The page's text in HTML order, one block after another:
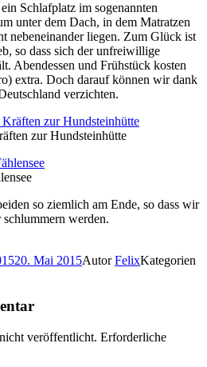
Schlafplatz im sogenannten
unter dem Dach, in dem Matratzen
nebeneinander liegen. Zum Glück ist
so dass sich der unfreiwillige
Abendessen und Frühstück kosten
extra. Doch darauf können wir dank
verzichten.
zur Hundsteinhütte
so ziemlich am Ende, so dass wir
werden.
20. Mai 2015AutorFelixKategorien
veröffentlicht. Erforderliche